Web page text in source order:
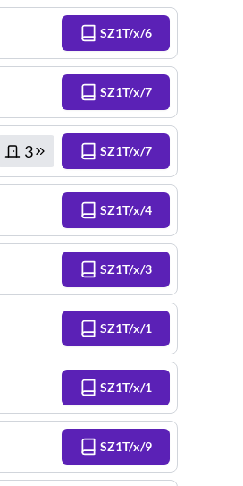
SZ1T/x/6
SZ1T/x/7
3 SZ1T/x/7
SZ1T/x/4
SZ1T/x/3
SZ1T/x/1
SZ1T/x/1
SZ1T/x/9